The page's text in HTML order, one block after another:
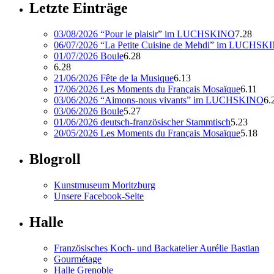
Letzte Einträge
03/08/2026 “Pour le plaisir” im LUCHSKINO7.28
06/07/2026 “La Petite Cuisine de Mehdi” im
01/07/2026 Boule6.28
6.28
21/06/2026 Fête de la Musique6.13
17/06/2026 Les Moments du Français Mosaïque6.11
03/06/2026 “Aimons-nous vivants” im LUCHSKINO
03/06/2026 Boule5.27
01/06/2026 deutsch-französischer Stammtisch5.23
20/05/2026 Les Moments du Français Mosaïque5.18
Blogroll
Kunstmuseum Moritzburg
Unsere Facebook-Seite
Halle
Französisches Koch- und Backatelier Aurélie Bastian
Gourmétage
Halle Grenoble